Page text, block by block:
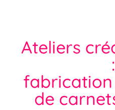
Ateliers
:
fabrication
de